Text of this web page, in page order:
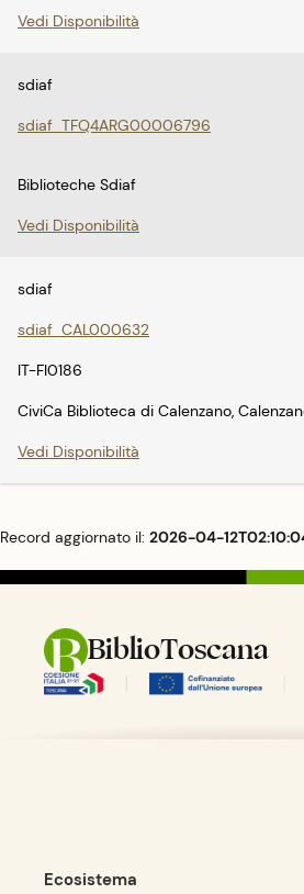
Vedi Disponibilità
sdiaf
sdiaf_TFQ4ARG00006796
Biblioteche Sdiaf
Vedi Disponibilità
sdiaf
sdiaf_CAL000632
IT-FI0186
CiviCa Biblioteca di Calenzano,
Vedi Disponibilità
Record aggiornato il: 2026-04-
BiblioToscana
Ecosistema